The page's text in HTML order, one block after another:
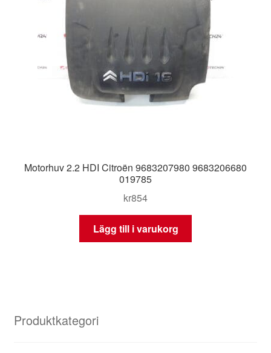
Motorhuv 2.2 HDI Citroën 9683207980 9683206680
019785
kr854
Lägg till i varukorg
Produktkategori